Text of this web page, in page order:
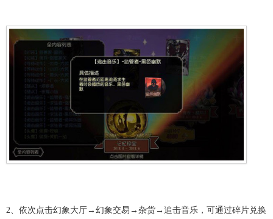
2、依次点击幻象大厅→幻象交易→杂货→追击音乐，可通过碎片兑换